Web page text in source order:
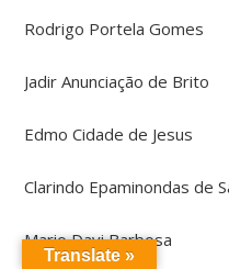
Rodrigo Portela Gomes
Jadir Anunciação de Brito
Edmo Cidade de Jesus
Clarindo Epaminondas de
Mario Davi Barbosa
Translate »